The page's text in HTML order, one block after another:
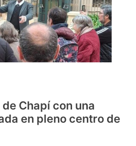
Chapí con una
en pleno centro de